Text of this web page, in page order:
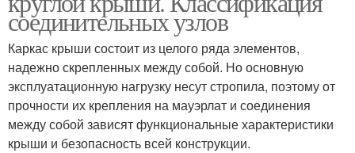
соединительных узлов
Каркас крыши состоит из целого ряда элементов,
надежно скрепленных между собой. Но основную
эксплуатационную нагрузку несут стропила, поэтому от
прочности их крепления на мауэрлат и соединения
между собой зависят функциональные характеристики
крыши и безопасность всей конструкции.